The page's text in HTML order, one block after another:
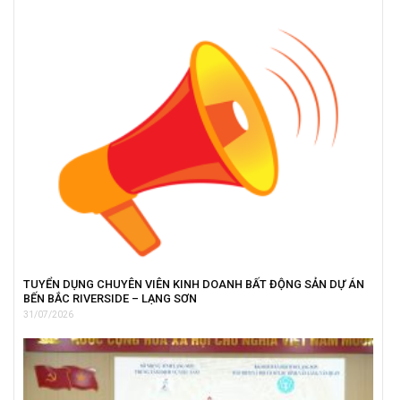
TUYỂN DỤNG CHUYÊN VIÊN KINH DOANH BẤT ĐỘNG SẢN DỰ ÁN
BẾN BẮC RIVERSIDE – LẠNG SƠN
31/07/2026